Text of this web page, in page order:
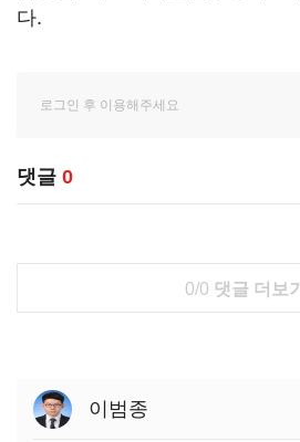
다.
댓글 0
0/0 댓글 더보기
이범종